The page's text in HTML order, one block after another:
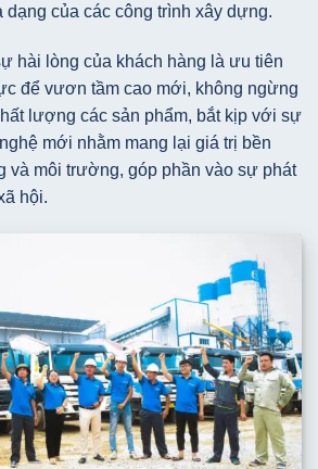
của các công trình xây dựng.
hài lòng của khách hàng là ưu tiên
để vươn tầm cao mới, không ngừng
lượng các sản phẩm, bắt kịp với sự
mới nhằm mang lại giá trị bền
và môi trường, góp phần vào sự phát
hội.